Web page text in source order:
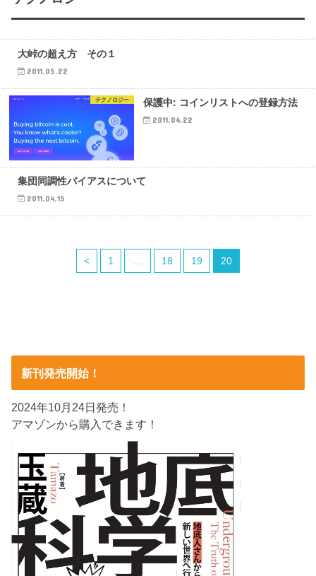
テクノロジー
大峠の超え方 その１
2011.05.22
テクノロジー 保護中: コインリストへの登録方法
2011.04.22
テクノロジー
集団同調性バイアスについて
2011.04.15
< 1 18 19 20
新刊発売開始！
2024年10月24日発売！
アマゾンから購入できます！